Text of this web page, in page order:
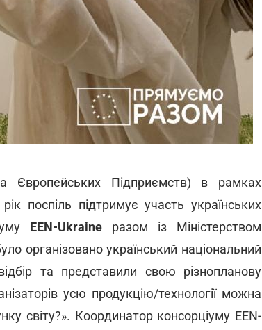
Підприємств) в рамках
поспіль підтримує участь українських
EEN-Ukraineразом із Міністерством
організовано український національний
та представили свою різнопланову
усю продукцію/технології можна
світу?». Координатор консорціуму EEN-